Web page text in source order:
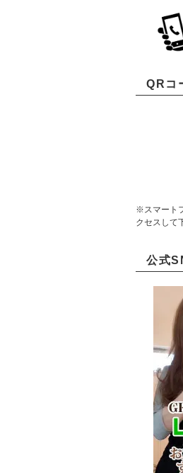
QRコ
※スマート
クセスして
公式